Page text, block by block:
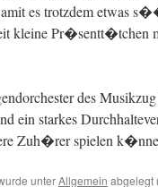
es trotzdem etwas
kleine Pr�sentt�tchen
des
ein starkes
Zuh�rer spielen
unterAllgemein abgelegt